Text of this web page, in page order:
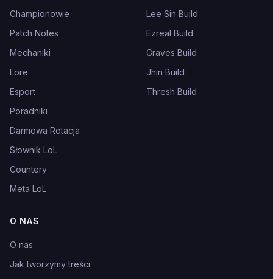
Championowie
Patch Notes
Mechaniki
Lore
Esport
Poradniki
Darmowa Rotacja
Słownik LoL
Countery
Meta LoL
Lee Sin Build
Ezreal Build
Graves Build
Jhin Build
Thresh Build
O NAS
O nas
Jak tworzymy treści